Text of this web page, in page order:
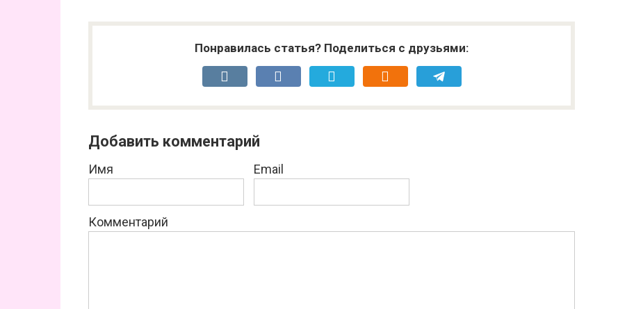
Понравилась статья? Поделиться с друзьями:
Добавить комментарий
Имя Email
Комментарий